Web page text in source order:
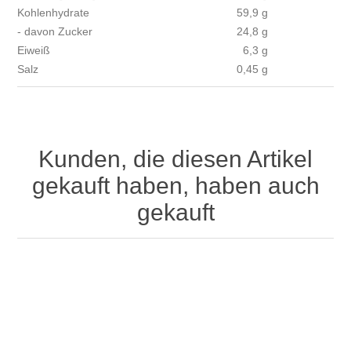
Kohlenhydrate
59,9 g
- davon Zucker
24,8 g
Eiweiß
6,3 g
Salz
0,45 g
Kunden, die diesen Artikel
gekauft haben, haben auch
gekauft